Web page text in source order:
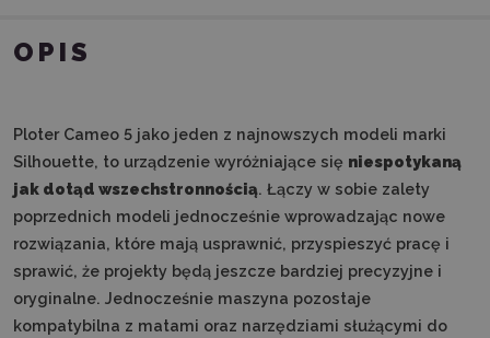
OPIS
Ploter Cameo 5 jako jeden z najnowszych modeli marki
Silhouette, to urządzenie wyróżniające się niespotykaną
jak dotąd wszechstronnością. Łączy w sobie zalety
poprzednich modeli jednocześnie wprowadzając nowe
rozwiązania, które mają usprawnić, przyspieszyć pracę i
sprawić, że projekty będą jeszcze bardziej precyzyjne i
oryginalne. Jednocześnie maszyna pozostaje
kompatybilna z matami oraz narzędziami służącymi do